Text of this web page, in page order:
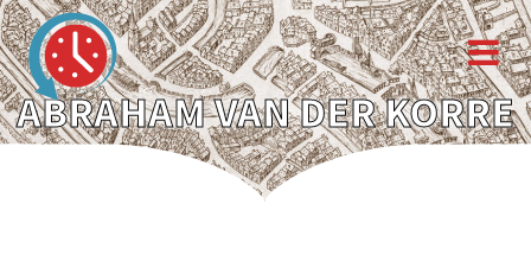
ABRAHAM VAN DER KORRE